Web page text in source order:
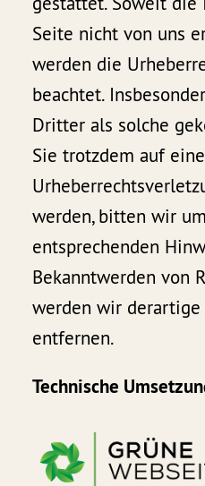
Seite nicht von uns
werden die
beachtet.
Dritter als solche
Sie trotzdem auf eine
werden, bitten wir
entsprechenden
Bekanntwerden von
werden wir
entfernen.
Technische